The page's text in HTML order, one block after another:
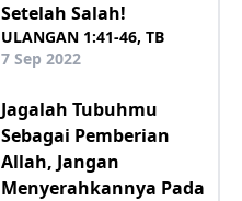
Setelah Salah!
ULANGAN 1:41-46, TB
7 Sep 2022
Jagalah Tubuhmu
Sebagai Pemberian
Allah, Jangan
Menyerahkannya Pada